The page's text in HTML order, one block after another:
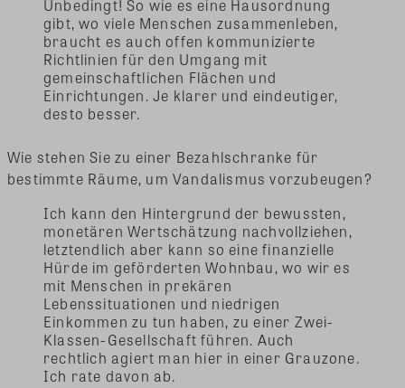
Unbedingt! So wie es eine Hausordnung
gibt, wo viele Menschen zusammenleben,
braucht es auch offen kommunizierte
Richtlinien für den Umgang mit
gemeinschaftlichen Flächen und
Einrichtungen. Je klarer und eindeutiger,
desto besser.
Wie stehen Sie zu einer Bezahlschranke für
bestimmte Räume, um Vandalismus vorzubeugen?
Ich kann den Hintergrund der bewussten,
monetären Wertschätzung nachvollziehen,
letztendlich aber kann so eine finanzielle
Hürde im geförderten Wohnbau, wo wir es
mit Menschen in prekären
Lebenssituationen und niedrigen
Einkommen zu tun haben, zu einer Zwei-
Klassen-Gesellschaft führen. Auch
rechtlich agiert man hier in einer Grauzone.
Ich rate davon ab.